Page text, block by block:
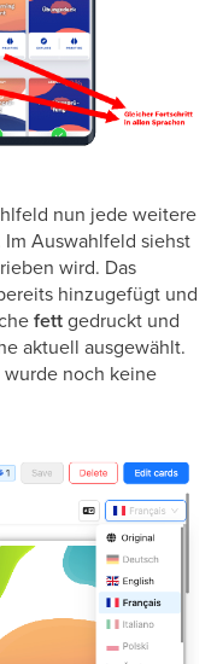
nun jede weitere
Auswahlfeld siehst
wird. Das
hinzugefügt und
fettgedruckt und
aktuell ausgewählt.
noch keine